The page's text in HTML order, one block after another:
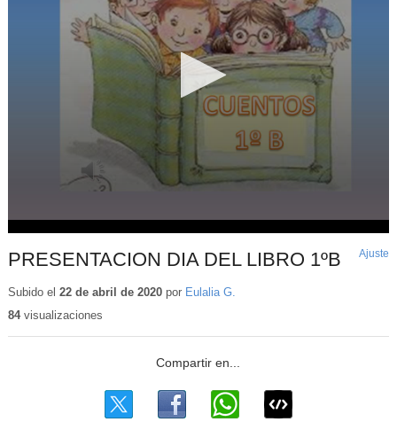
PRESENTACION DIA DEL LIBRO 1ºB Ajuste
Subido el 22 de abril de 2020por Eulalia G.
84visualizaciones